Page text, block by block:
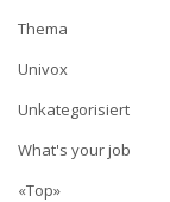
Thema
Univox
Unkategorisiert
What's your job
«Top»